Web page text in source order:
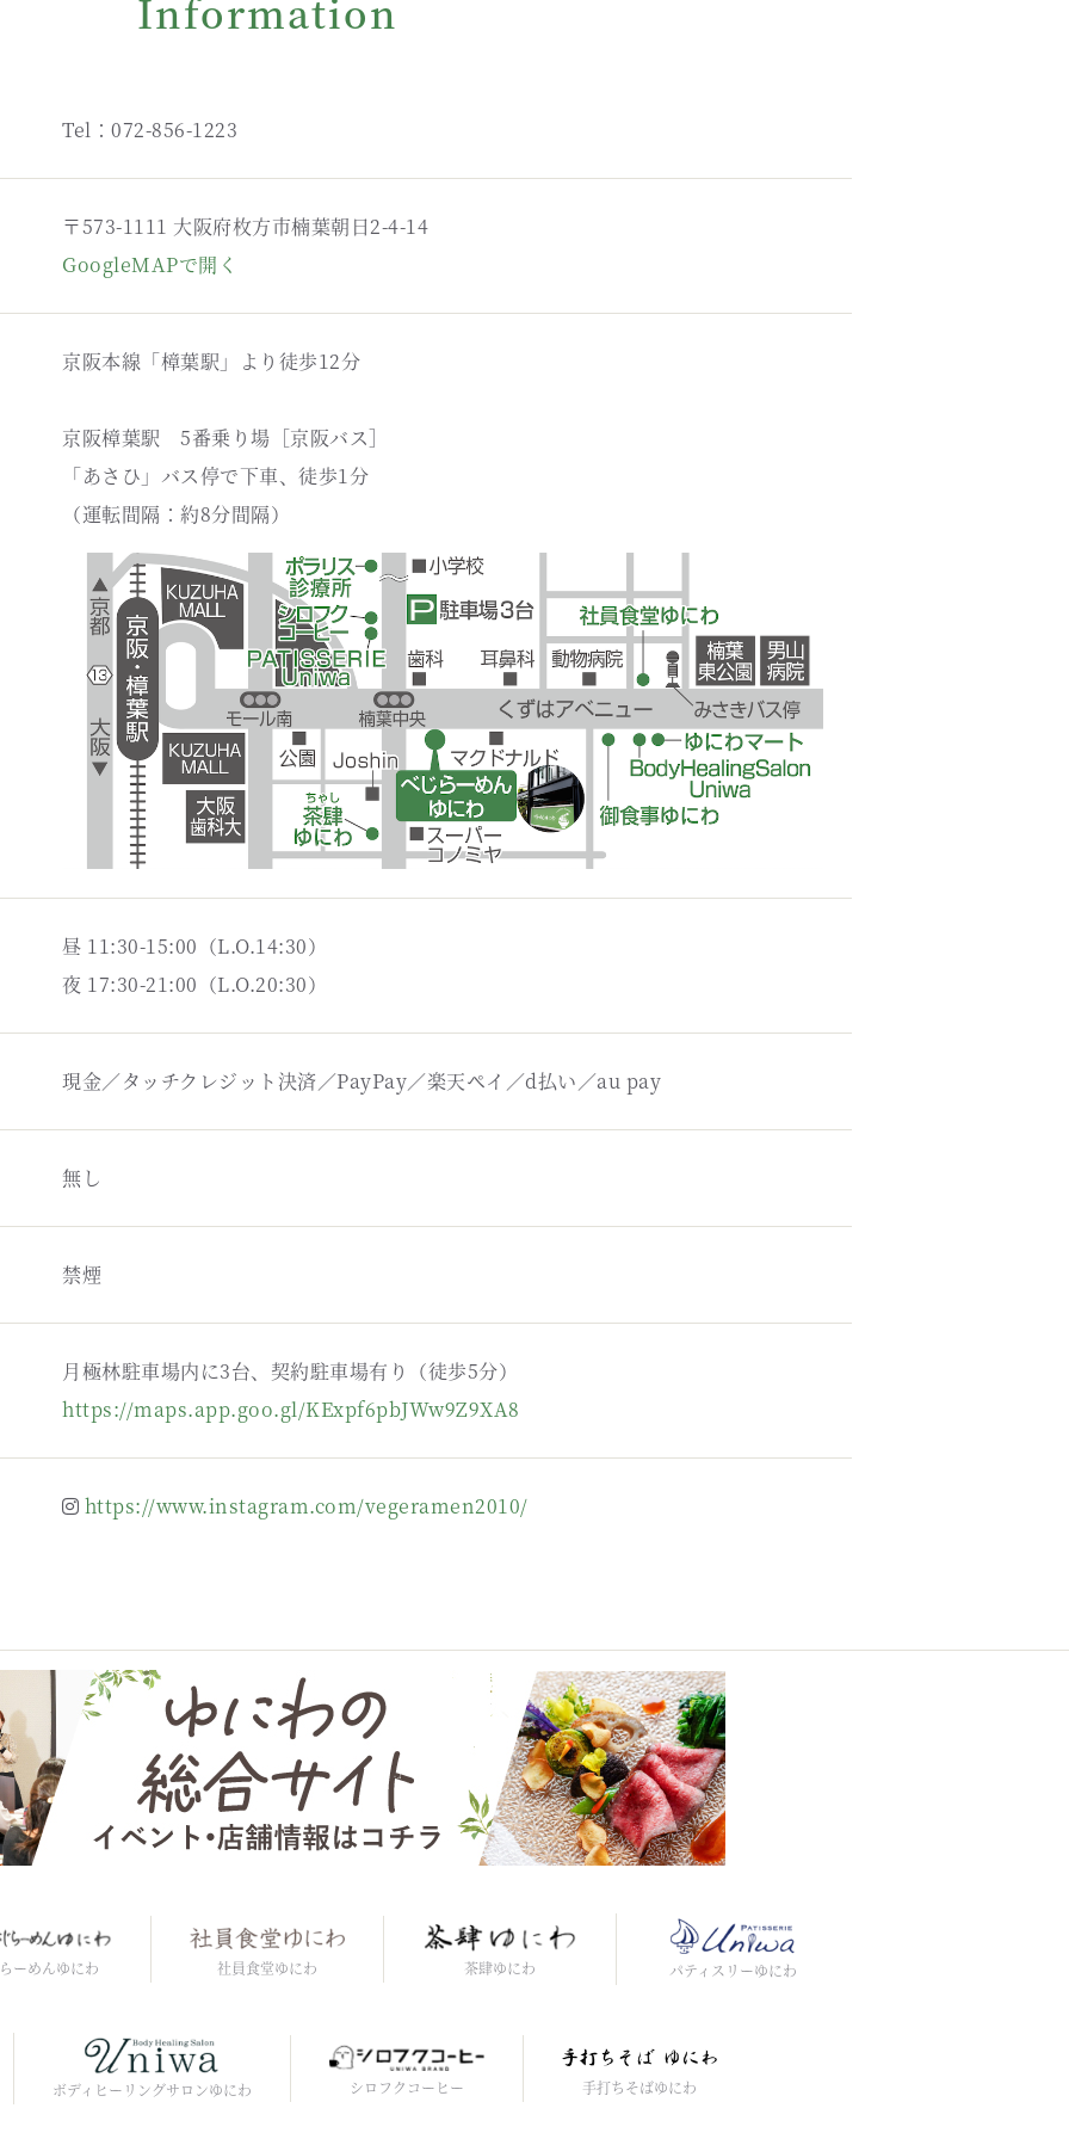
Information
Tel：072-856-1223
〒573-1111 大阪府枚方市楠葉朝日2-4-14
GoogleMAPで開く
京阪本線「樟葉駅」より徒歩12分
京阪樟葉駅 5番乗り場［京阪バス］
「あさひ」バス停で下車、徒歩1分
（運転間隔：約8分間隔）
昼 11:30-15:00（L.O.14:30）
夜 17:30-21:00（L.O.20:30）
現金／タッチクレジット決済／PayPay／楽天ペイ／d払い／au pay
無し
禁煙
月極林駐車場内に3台、契約駐車場有り（徒歩5分）
https://maps.app.goo.gl/KExpf6pbJWw9Z9XA8
https://www.instagram.com/vegeramen2010/
ーめんゆにわ 社員食堂ゆにわ 茶肆ゆにわ パティスリーゆにわ
ボディヒーリングサロンゆにわ シロフクコーヒー 手打ちそばゆにわ